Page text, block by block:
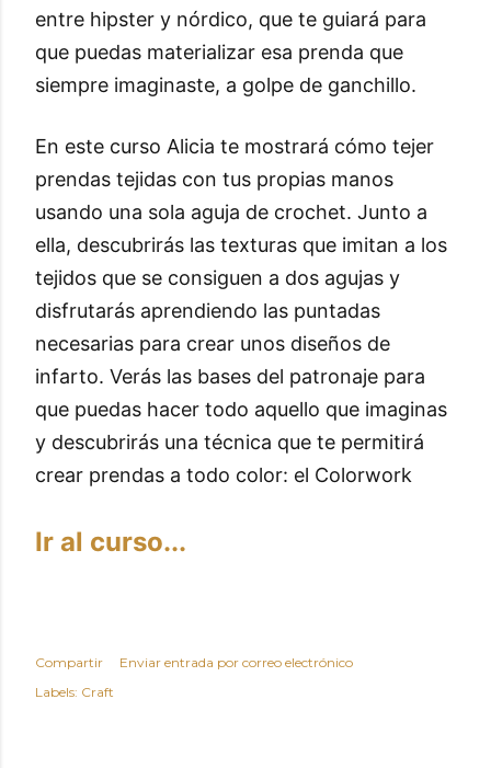
entre hipster y nórdico, que te guiará para
que puedas materializar esa prenda que
siempre imaginaste, a golpe de ganchillo.
En este curso Alicia te mostrará cómo tejer
prendas tejidas con tus propias manos
usando una sola aguja de crochet. Junto a
ella, descubrirás las texturas que imitan a los
tejidos que se consiguen a dos agujas y
disfrutarás aprendiendo las puntadas
necesarias para crear unos diseños de
infarto. Verás las bases del patronaje para
que puedas hacer todo aquello que imaginas
y descubrirás una técnica que te permitirá
crear prendas a todo color: el Colorwork
Ir al curso...
Compartir
Enviar entrada por correo electrónico
Labels: Craft